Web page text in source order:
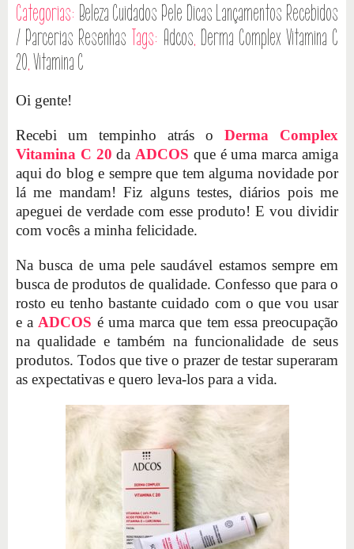
Categorias: Beleza Cuidados Pele Dicas Lançamentos Recebidos
/ Parcerias Resenhas Tags: Adcos, Derma Complex Vitamina C
20,Vitamina C
Oi gente!
Recebi um tempinho atrás o Derma Complex
Vitamina C 20 da ADCOS que é uma marca amiga
aqui do blog e sempre que tem alguma novidade por
lá me mandam! Fiz alguns testes, diários pois me
apeguei de verdade com esse produto! E vou dividir
com vocês a minha felicidade.
Na busca de uma pele saudável estamos sempre em
busca de produtos de qualidade. Confesso que para o
rosto eu tenho bastante cuidado com o que vou usar
e a ADCOS é uma marca que tem essa preocupação
na qualidade e também na funcionalidade de seus
produtos. Todos que tive o prazer de testar superaram
as expectativas e quero leva-los para a vida.